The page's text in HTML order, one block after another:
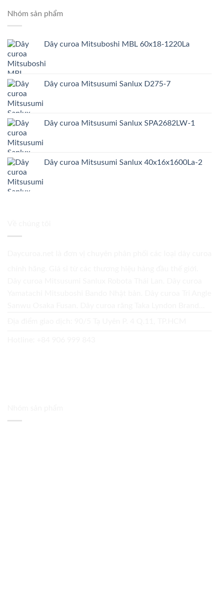
Nhóm sản phẩm
Dây curoa Mitsuboshi MBL 60x18-1220La
Dây curoa Mitsusumi Sanlux D275-7
Dây curoa Mitsusumi Sanlux SPA2682LW-1
Dây curoa Mitsusumi Sanlux 40x16x1600La-2